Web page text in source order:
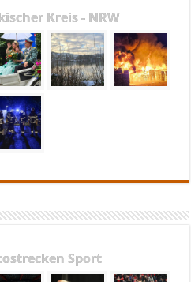
Kreis - NRW
Sport